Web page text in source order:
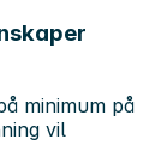
minimum på
vil